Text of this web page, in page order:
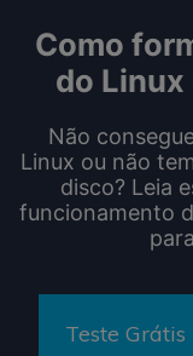
Visão geral
Soluções
Sobre nós
Sala de imprensa
Loja
Uma
Recupere
Recursos
Recuperar
Recuperar
Recuperação de
Soluções de
Soluções para
Soluções de
Porque Recoverit
Especialista em
Histórias de
Como
do Linux
Não
Linux ou não
disco? Leia
funcionamento
Teste Grátis